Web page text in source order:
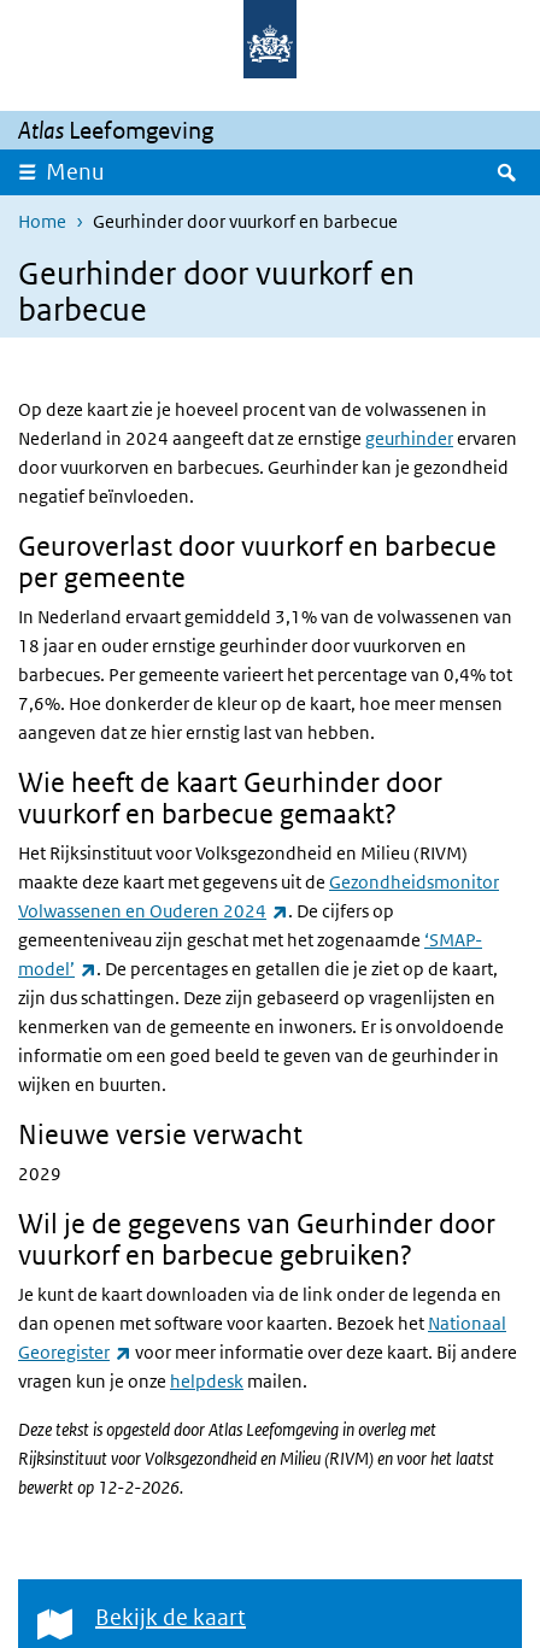
Overslaan en naar de inhoud gaan
Atlas Leefomgeving
Menu
Home Geurhinder door vuurkorf en barbecue
Geurhinder door vuurkorf en
barbecue
Op deze kaart zie je hoeveel procent van de volwassenen in
Nederland in 2024 aangeeft dat ze ernstige geurhinderervaren
door vuurkorven en barbecues. Geurhinder kan je gezondheid
negatief beïnvloeden.
Geuroverlast door vuurkorf en barbecue
per gemeente
In Nederland ervaart gemiddeld 3,1% van de volwassenen van
18 jaar en ouder ernstige geurhinder door vuurkorven en
barbecues. Per gemeente varieert het percentage van 0,4% tot
7,6%. Hoe donkerder de kleur op de kaart, hoe meer mensen
aangeven dat ze hier ernstig last van hebben.
Wie heeft de kaart Geurhinder door
vuurkorf en barbecue gemaakt?
Het Rijksinstituut voor Volksgezondheid en Milieu (RIVM)
maakte deze kaart met gegevens uit de Gezondheidsmonitor
Volwassenen en Ouderen 2024
(externe link)
. De cijfers op
gemeenteniveau zijn geschat met het zogenaamde ‘SMAP-
model’
(externe link)
. De percentages en getallen die je ziet op de kaart,
zijn dus schattingen. Deze zijn gebaseerd op vragenlijsten en
kenmerken van de gemeente en inwoners. Er is onvoldoende
informatie om een goed beeld te geven van de geurhinder in
wijken en buurten.
Nieuwe versie verwacht
2029
Wil je de gegevens van Geurhinder door
vuurkorf en barbecue gebruiken?
Je kunt de kaart downloaden via de link onder de legenda en
dan openen met software voor kaarten. Bezoek het Nationaal
Georegister
(externe link)
voor meer informatie over deze kaart. Bij andere
vragen kun je onze helpdesk mailen.
Deze tekst is opgesteld door Atlas Leefomgeving in overleg met
Rijksinstituut voor Volksgezondheid en Milieu (RIVM) en voor het laatst
bewerkt op 12-2-2026.
Bekijk de kaart
Bekijk de kaart